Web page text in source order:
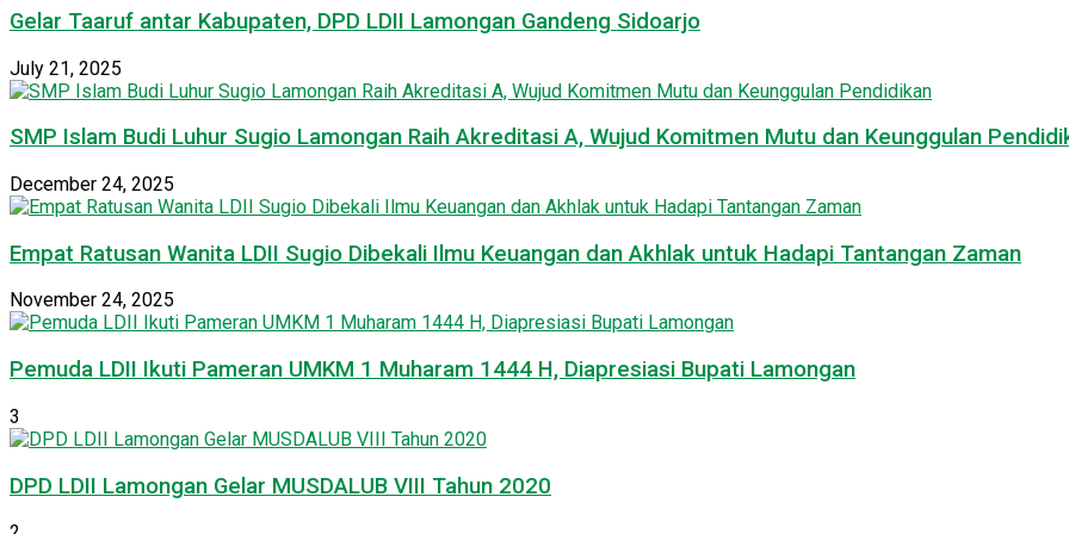
Gelar Taaruf antar Kabupaten, DPD LDII Lamongan Gandeng Sidoarjo
July 21, 2025
SMP Islam Budi Luhur Sugio Lamongan Raih Akreditasi A, Wujud Komitmen Mutu dan Keunggulan
December 24, 2025
Empat Ratusan Wanita LDII Sugio Dibekali Ilmu Keuangan dan Akhlak untuk Hadapi Tantangan Zaman
November 24, 2025
Pemuda LDII Ikuti Pameran UMKM 1 Muharam 1444 H, Diapresiasi Bupati Lamongan
3
DPD LDII Lamongan Gelar MUSDALUB VIII Tahun 2020